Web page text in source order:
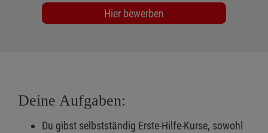
Hier bewerben
Deine Aufgaben:
Du gibst selbstständig Erste-Hilfe-Kurse, sowohl